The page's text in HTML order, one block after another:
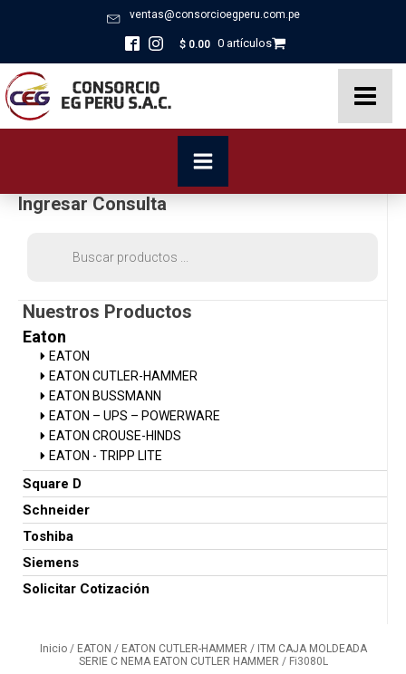
ventas@consorcioegperu.com.pe
$ 0.00 0 artículos
Ingresar Consulta
Nuestros Productos
Eaton
EATON
EATON CUTLER-HAMMER
EATON BUSSMANN
EATON – UPS – POWERWARE
EATON CROUSE-HINDS
EATON - TRIPP LITE
Square D
Schneider
Toshiba
Siemens
Solicitar Cotización
Inicio/ EATON / EATON CUTLER-HAMMER / ITM CAJA MOLDEADA
SERIE C NEMA EATON CUTLER HAMMER / Fi3080L